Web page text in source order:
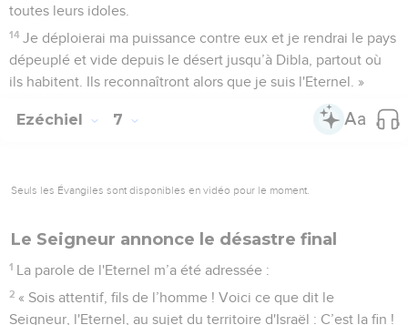
toutes leurs idoles.
14 Je déploierai ma puissance contre eux et je rendrai le pays
dépeuplé et vide depuis le désert jusqu’à Dibla, partout où
ils habitent. Ils reconnaîtront alors que je suis l'Eternel. »
Ezéchiel 7
Seuls les Évangiles sont disponibles en vidéo pour le moment.
Le Seigneur annonce le désastre final
1 La parole de l'Eternel m’a été adressée :
2 « Sois attentif, fils de l’homme ! Voici ce que dit le
Seigneur, l'Eternel, au sujet du territoire d'Israël : C’est la fin !